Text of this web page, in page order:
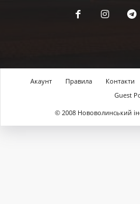
Акаунт Правила Контакти
Guest
© 2008 Нововолинський